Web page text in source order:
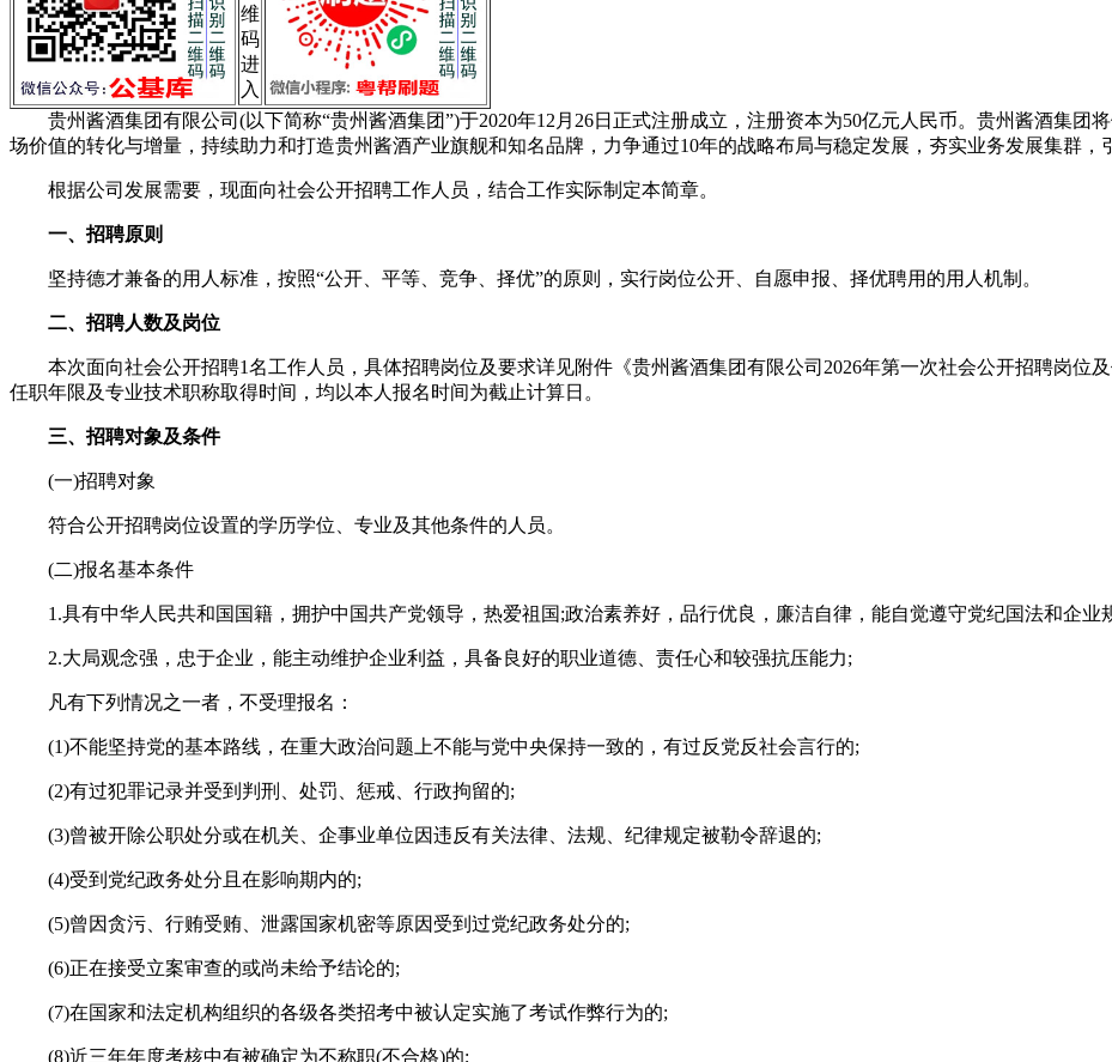
维
码
进
入
贵州酱酒集团有限公司(以下简称“贵州酱酒集团”)于2020年12月26日正式注册成立，注册资本为50亿元人民币。贵州酱酒集团
场价值的转化与增量，持续助力和打造贵州酱酒产业旗舰和知名品牌，力争通过10年的战略布局与稳定发展，夯实业务发展集群，
根据公司发展需要，现面向社会公开招聘工作人员，结合工作实际制定本简章。
一、招聘原则
坚持德才兼备的用人标准，按照“公开、平等、竞争、择优”的原则，实行岗位公开、自愿申报、择优聘用的用人机制。
二、招聘人数及岗位
本次面向社会公开招聘1名工作人员，具体招聘岗位及要求详见附件《贵州酱酒集团有限公司2026年第一次社会公开招聘岗位及
任职年限及专业技术职称取得时间，均以本人报名时间为截止计算日。
三、招聘对象及条件
(一)招聘对象
符合公开招聘岗位设置的学历学位、专业及其他条件的人员。
(二)报名基本条件
1.具有中华人民共和国国籍，拥护中国共产党领导，热爱祖国;政治素养好，品行优良，廉洁自律，能自觉遵守党纪国法和企业
2.大局观念强，忠于企业，能主动维护企业利益，具备良好的职业道德、责任心和较强抗压能力;
凡有下列情况之一者，不受理报名：
(1)不能坚持党的基本路线，在重大政治问题上不能与党中央保持一致的，有过反党反社会言行的;
(2)有过犯罪记录并受到判刑、处罚、惩戒、行政拘留的;
(3)曾被开除公职处分或在机关、企事业单位因违反有关法律、法规、纪律规定被勒令辞退的;
(4)受到党纪政务处分且在影响期内的;
(5)曾因贪污、行贿受贿、泄露国家机密等原因受到过党纪政务处分的;
(6)正在接受立案审查的或尚未给予结论的;
(7)在国家和法定机构组织的各级各类招考中被认定实施了考试作弊行为的;
(8)近三年年度考核中有被确定为不称职(不合格)的;